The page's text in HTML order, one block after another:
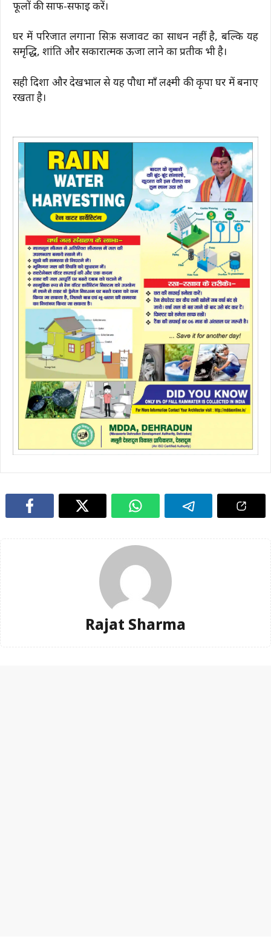
फूलों की साफ-सफाई करें।
घर में परिजात लगाना सिर्फ़ सजावट का साधन नहीं है, बल्कि यह
समृद्धि, शांति और सकारात्मक ऊर्जा लाने का प्रतीक भी है।
सही दिशा और देखभाल से यह पौधा माँ लक्ष्मी की कृपा घर में बनाए
रखता है।
Rajat Sharma